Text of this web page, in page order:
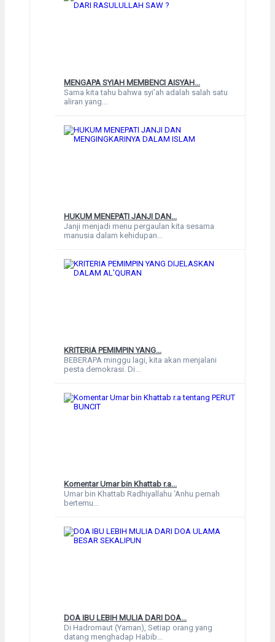
MENGAPA SYIAH MEMBENCI AISYAH...
Sama kita tahu bahwa syi'ah adalah salah satu
aliran yang...
HUKUM MENEPATI JANJI DAN...
Janji menjadi menu pergaulan kita sesama
manusia dalam kehidupan...
KRITERIA PEMIMPIN YANG...
BEBERAPA minggu lagi, kita akan menjalani
pesta demokrasi. Di...
Komentar Umar bin Khattab r.a...
Umar bin Khattab Radhiyallahu ‘Anhu pernah
bertemu...
DOA IBU LEBIH MULIA DARI DOA...
Di Hadromaut (Yaman), Setiap orang yang
datang menghadap Habib...